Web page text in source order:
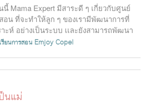
Expert มีสาระดี ๆ เกี่ยวกับศูนย์
อน ที่จะทำให้ลูก ๆ ของเรามีพัฒนาการที่
ะห์ อย่างเป็นระบบ เเละยังสามารถพัฒนา
รียนการสอน Emjoy Copel
นแม่